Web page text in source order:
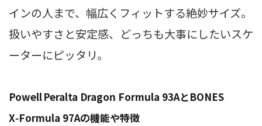
インの人まで、幅広くフィットする絶妙サイズ。
扱いやすさと安定感、どっちも大事にしたいスケ
ーターにピッタリ。
Powell Peralta Dragon Formula 93AとBONES
X‑Formula 97Aの機能や特徴